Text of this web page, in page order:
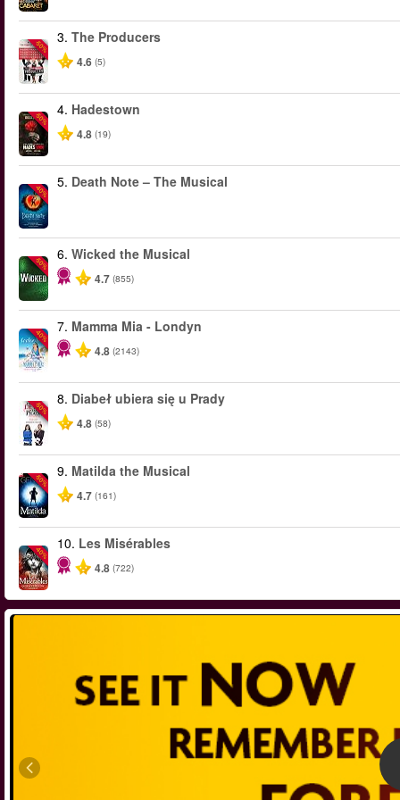
-50%
3. The Producers
4.6 (5)
-50%
4. Hadestown
4.8 (19)
-40%
5. Death Note – The Musical
-50%
6. Wicked the Musical
4.7 (855)
-40%
7. Mamma Mia - Londyn
4.8 (2143)
-50%
8. Diabeł ubiera się u Prady
4.8 (58)
-50%
9. Matilda the Musical
4.7 (161)
-40%
10. Les Misérables
4.8 (722)